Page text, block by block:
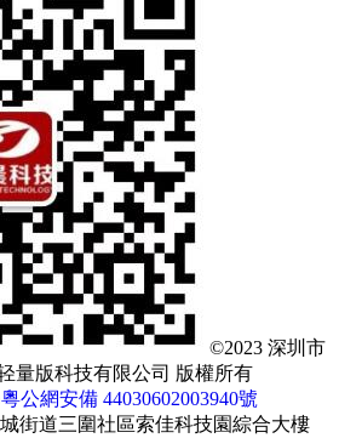
©2023 深圳市
量版科技有限公司 版權所有
粵公網安備 44030602003940號
城街道三圍社區索佳科技園綜合大樓